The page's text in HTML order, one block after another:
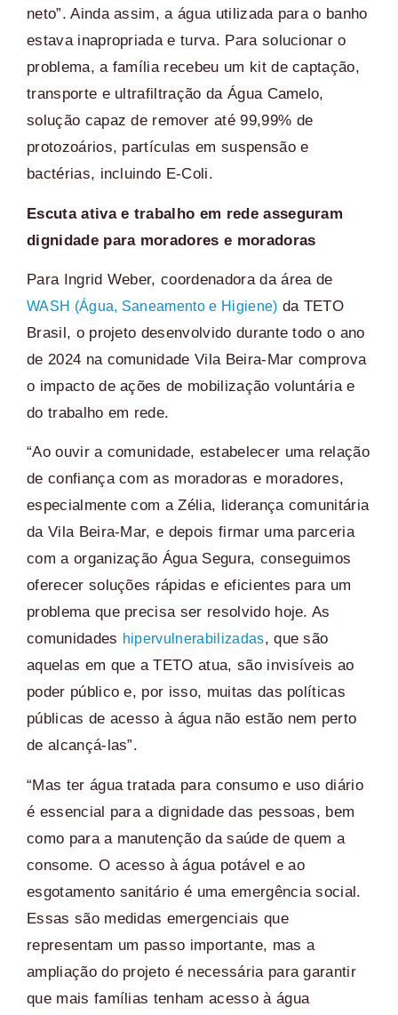
neto”. Ainda assim, a água utilizada para o banho
estava inapropriada e turva. Para solucionar o
problema, a família recebeu um kit de captação,
transporte e ultrafiltração da Água Camelo,
solução capaz de remover até 99,99% de
protozoários, partículas em suspensão e
bactérias, incluindo E-Coli.
Escuta ativa e trabalho em rede asseguram
dignidade para moradores e moradoras
Para Ingrid Weber, coordenadora da área de
WASH (Água, Saneamento e Higiene) da TETO
Brasil, o projeto desenvolvido durante todo o ano
de 2024 na comunidade Vila Beira-Mar comprova
o impacto de ações de mobilização voluntária e
do trabalho em rede.
“Ao ouvir a comunidade, estabelecer uma relação
de confiança com as moradoras e moradores,
especialmente com a Zélia, liderança comunitária
da Vila Beira-Mar, e depois firmar uma parceria
com a organização Água Segura, conseguimos
oferecer soluções rápidas e eficientes para um
problema que precisa ser resolvido hoje.As
comunidades hipervulnerabilizadas, que são
aquelas em que a TETO atua, são invisíveis ao
poder público e, por isso, muitas das políticas
públicas de acesso à água não estão nem perto
de alcançá-las”.
“Mas ter água tratada para consumo e uso diário
é essencial para a dignidade das pessoas, bem
como para a manutenção da saúde de quem a
consome. O acesso à água potável e ao
esgotamento sanitário é uma emergência social.
Essas são medidas emergenciais que
representam um passo importante, mas a
ampliação do projeto é necessária para garantir
que mais famílias tenham acesso à água